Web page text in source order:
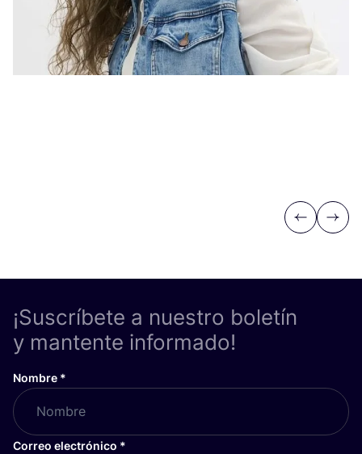
Previous
Next
¡Suscríbete a nuestro boletín
y mantente informado!
Nombre *
Correo electrónico *